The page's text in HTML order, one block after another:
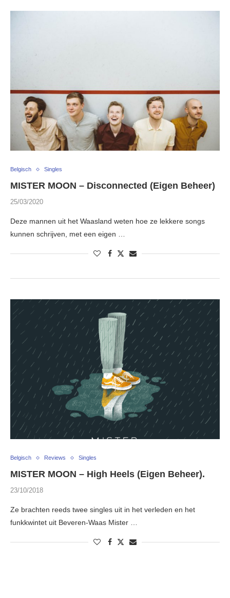
Belgisch Singles
MISTER MOON – Disconnected (Eigen Beheer)
25/03/2020
Deze mannen uit het Waasland weten hoe ze lekkere songs
kunnen schrijven, met een eigen …
Belgisch Reviews Singles
MISTER MOON – High Heels (Eigen Beheer).
23/10/2018
Ze brachten reeds twee singles uit in het verleden en het
funkkwintet uit Beveren-Waas Mister …